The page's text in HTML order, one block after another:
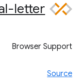
letter
Browser Support
Source